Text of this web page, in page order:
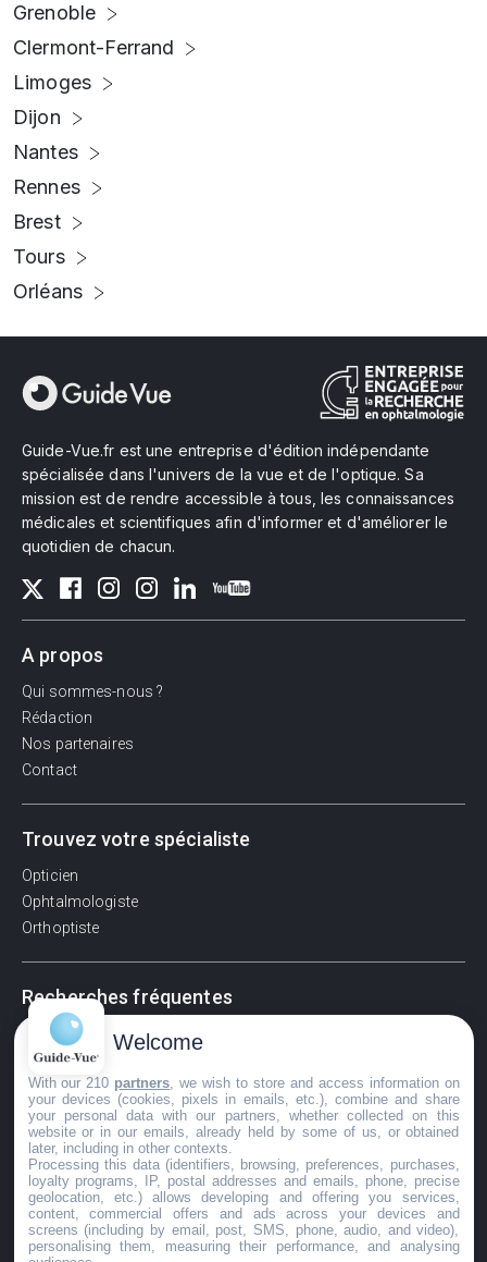
Grenoble
Clermont-Ferrand
Limoges
Dijon
Nantes
Rennes
Brest
Tours
Orléans
Guide-Vue.fr est une entreprise d'édition indépendante
spécialisée dans l'univers de la vue et de l'optique. Sa
mission est de rendre accessible à tous, les connaissances
médicales et scientifiques afin d'informer et d'améliorer le
quotidien de chacun.
A propos
Qui sommes-nous ?
Rédaction
Nos partenaires
Contact
Trouvez votre spécialiste
Opticien
Ophtalmologiste
Orthoptiste
Recherches fréquentes
Pathologies adultes
Signes d'une urgence ophtalmologique
La vision
Acuité visuelle
Myosis / mydriase
Œdème oculaire
©GuideVue2024
Welcome
With our 210 partners , we wish to store and access information on
your devices (cookies, pixels in emails, etc.), combine and share
your personal data with our partners, whether collected on this
website or in our emails, already held by some of us, or obtained
later, including in other contexts.
Processing this data (identifiers, browsing, preferences, purchases,
loyalty programs, IP, postal addresses and emails, phone, precise
geolocation, etc.) allows developing and offering you services,
content, commercial offers and ads across your devices and
screens (including by email, post, SMS, phone, audio, and video),
personalising them, measuring their performance, and analysing